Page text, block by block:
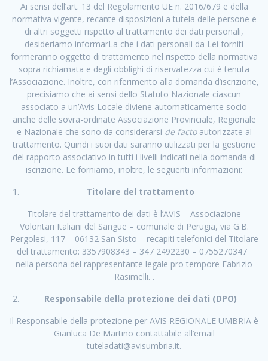
Ai sensi dell’art. 13 del Regolamento UE n. 2016/679 e della
normativa vigente, recante disposizioni a tutela delle persone e
di altri soggetti rispetto al trattamento dei dati personali,
desideriamo informarLa che i dati personali da Lei forniti
formeranno oggetto di trattamento nel rispetto della normativa
sopra richiamata e degli obblighi di riservatezza cui è tenuta
l’Associazione. Inoltre, con riferimento alla domanda d’iscrizione,
precisiamo che ai sensi dello Statuto Nazionale ciascun
associato a un’Avis Locale diviene automaticamente socio
anche delle sovra-ordinate Associazione Provinciale, Regionale
e Nazionale che sono da considerarsi de factoautorizzate al
trattamento. Quindi i suoi dati saranno utilizzati per la gestione
del rapporto associativo in tutti i livelli indicati nella domanda di
iscrizione. Le forniamo, inoltre, le seguenti informazioni:
Titolare del trattamento
Titolare del trattamento dei dati è l’AVIS – Associazione
Volontari Italiani del Sangue – comunale di Perugia, via G.B.
Pergolesi, 117 – 06132 San Sisto – recapiti telefonici del Titolare
del trattamento: 3357908343 – 347 2492230 – 0755270347
nella persona del rappresentante legale pro tempore Fabrizio
Rasimelli. .
Responsabile della protezione dei dati (DPO)
Il Responsabile della protezione per AVIS REGIONALE UMBRIA è
Gianluca De Martino contattabile all’email
tuteladati@avisumbria.it.